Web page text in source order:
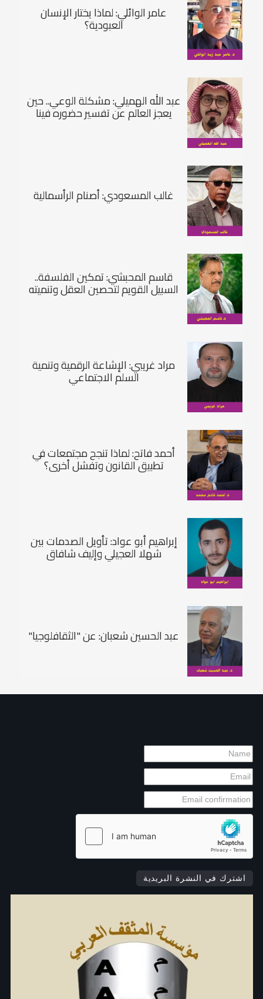
عامر الوائلي: لماذا يختار الإنسان
العبودية؟
عبد الله الهميلي: مشكلة الوعي.. حين
يعجز العالم عن تفسير حضوره فينا
غالب المسعودي: أصنام الرأسمالية
قاسم المحبشي: تمكين الفلسفة..
السبيل القويم لتحصين العقل وتنميته
مراد غريبي: الإشاعة الرقمية وتنمية
السلم الاجتماعي
أحمد فاتح: لماذا تنجح مجتمعات في
تطبيق القانون وتفشل أخری؟
إبراهيم أبو عواد: تأويل الصدمات بين
شهلا العجيلي وإليف شافاق
عبد الحسين شعبان: عن "الثقافلوجيا"
اشترك في النشرة البريدية